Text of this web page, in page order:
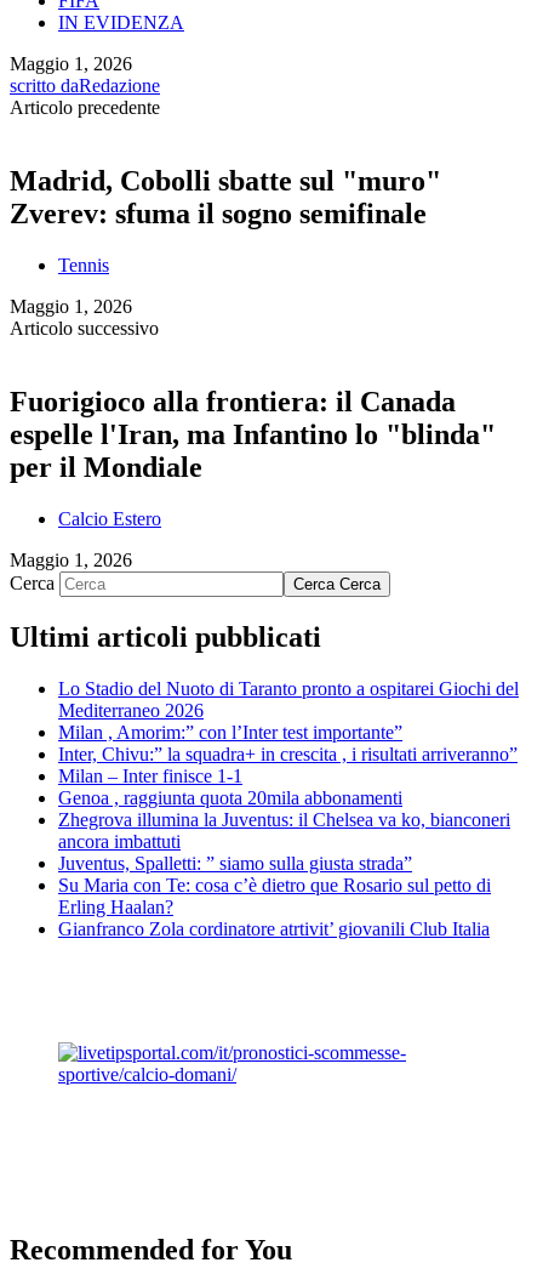
IN EVIDENZA
Maggio 1, 2026
scritto daRedazione
Articolo precedente
Madrid, Cobolli sbatte sul "muro"
Zverev: sfuma il sogno semifinale
Tennis
Maggio 1, 2026
Articolo successivo
Fuorigioco alla frontiera: il Canada
espelle l'Iran, ma Infantino lo "blinda"
per il Mondiale
Calcio Estero
Maggio 1, 2026
Cerca
Cerca Cerca
Ultimi articoli pubblicati
Lo Stadio del Nuoto di Taranto pronto a ospitarei Giochi del
Mediterraneo 2026
Milan , Amorim:” con l’Inter test importante”
Inter, Chivu:” la squadra+ in crescita , i risultati arriveranno”
Milan – Inter finisce 1-1
Genoa , raggiunta quota 20mila abbonamenti
Zhegrova illumina la Juventus: il Chelsea va ko, bianconeri
ancora imbattuti
Juventus, Spalletti: ” siamo sulla giusta strada”
Su Maria con Te: cosa c’è dietro que Rosario sul petto di
Erling Haalan?
Gianfranco Zola cordinatore atrtivit’ giovanili Club Italia
Recommended for You